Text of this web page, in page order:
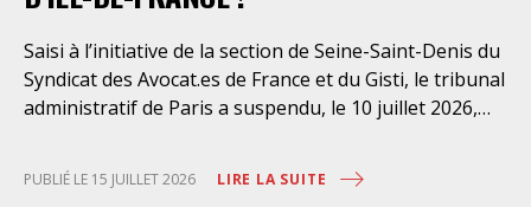
Saisi à l’initiative de la section de Seine-Saint-Denis du
Syndicat des Avocat.es de France et du Gisti, le tribunal
administratif de Paris a suspendu, le 10 juillet 2026,
œuvre de prestations d’information et d’assistance
juridique des étrangers maintenus dans les locaux de
PUBLIÉ LE 15 JUILLET 2026 LIRE LA SUITE